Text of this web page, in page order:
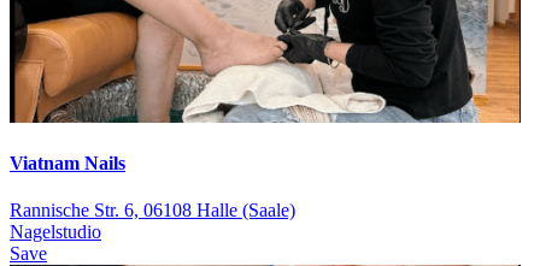
Viatnam Nails
Rannische Str. 6, 06108 Halle (Saale)
Nagelstudio
Save